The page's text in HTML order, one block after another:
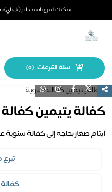
يمكنك التبرع باستخدام (أبل
سلة التبرعات (
0
)
كفالة يتيمين
أيتام صغار بحاجة إلى كفالة سنوية